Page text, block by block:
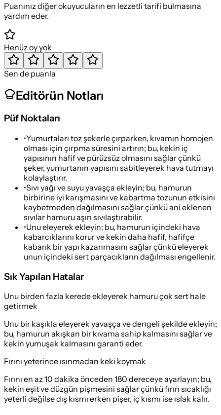
Puanınız diğer okuyucuların en lezzetli tarifi bulmasına
yardım eder.
Henüz oy yok
Sen de puanla
Editörün Notları
Püf Noktaları
•Yumurtaları toz şekerle çırparken, kıvamın homojen
olması için çırpma süresini artırın; bu, kekin iç
yapısının hafif ve pürüzsüz olmasını sağlar çünkü
şeker, yumurtanın yapısını sabitleyerek hava tutmayı
kolaylaştırır.
•Sıvı yağı ve suyu yavaşça ekleyin; bu, hamurun
birbirine iyi karışmasını ve kabartma tozunun etkisini
kaybetmeden dağılmasını sağlar çünkü ani eklenen
sıvılar hamuru aşırı sıvılaştırabilir.
•Unu eleyerek ekleyin; bu, hamurun içindeki hava
kabarcıklarını korur ve kekin daha hafif, hafifçe
kabarık bir yapı kazanmasını sağlar çünkü eleyerek
unun içindeki sert parçacıkların dağılması engellenir.
Sık Yapılan Hatalar
Unu birden fazla kerede ekleyerek hamuru çok sert hale
getirmek
Unu bir kaşıkla eleyerek yavaşça ve dengeli şekilde ekleyin;
bu, hamurun akışkan bir kıvama sahip kalmasını sağlar ve
kekin yumuşak kalmasını garanti eder.
Fırını yeterince ısınmadan keki koymak
Fırını en az 10 dakika önceden 180 dereceye ayarlayın; bu,
kekin eşit ve düzgün pişmesini sağlar çünkü fırın sıcaklığı
yeterli değilse dış kısmı erken pişer, iç kısmı ise ıslak kalır.